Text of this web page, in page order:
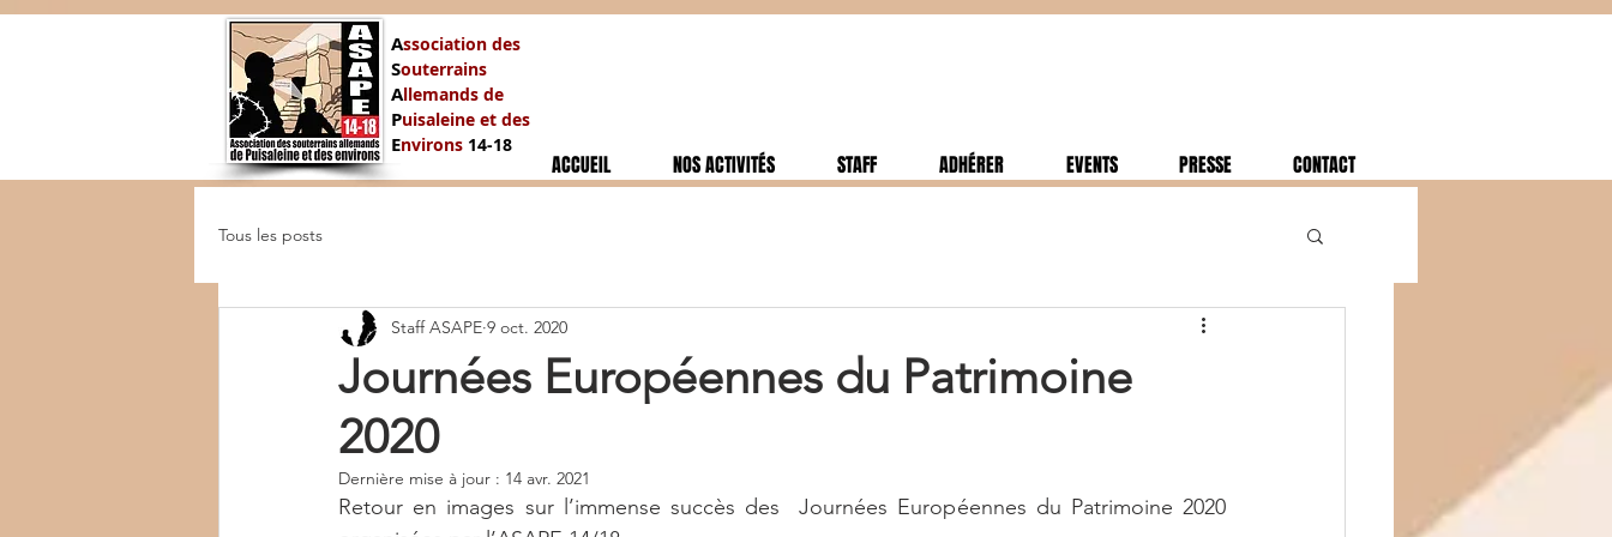
Association des
Souterrains
Allemands de
Puisaleine et des
Environs 14-18
ACCUEIL NOS ACTIVITÉS STAFF ADHÉRER EVENTS PRESSE CONTACT
Tous les posts
Journées Européennes du Patrimoine
2020
Staff ASAPE 9 oct. 2020
Dernière mise à jour : 14 avr. 2021
Retour en images sur l’immense succès des  Journées Européennes du Patrimoine 2020